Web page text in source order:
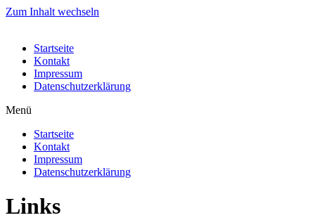
Zum Inhalt wechseln
Startseite
Kontakt
Impressum
Datenschutzerklärung
Menü
Startseite
Kontakt
Impressum
Datenschutzerklärung
Links